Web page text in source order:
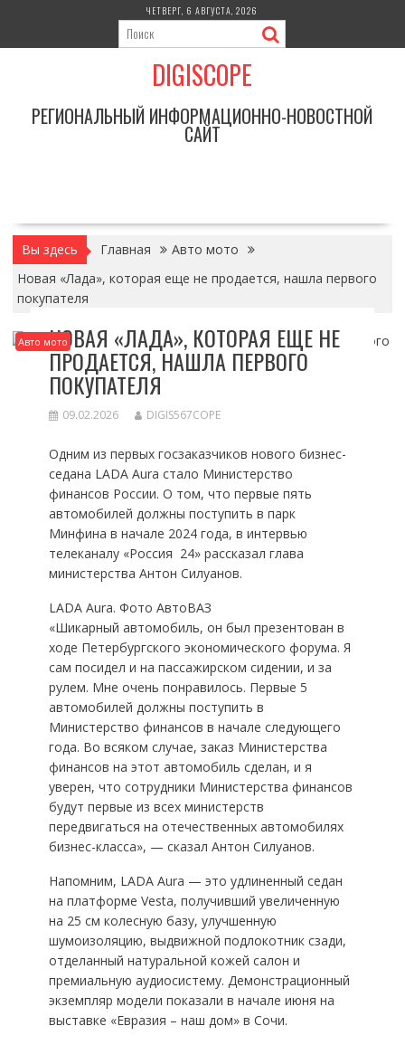
содержимому
ЧЕТВЕРГ, 6 АВГУСТА, 2026
DIGISCOPE
РЕГИОНАЛЬНЫЙ ИНФОРМАЦИОННО-НОВОСТНОЙ
САЙТ
Вы здесь Главная
Авто мото
Новая «Лада», которая еще не продается, нашла первого
покупателя
Авто мотоНОВАЯ «ЛАДА», КОТОРАЯ ЕЩЕ НЕ
ПРОДАЕТСЯ, НАШЛА ПЕРВОГО
ПОКУПАТЕЛЯ
09.02.2026 DIGIS567COPE
Одним из первых госзаказчиков нового бизнес-
седана LADA Aura стало Министерство
финансов России. О том, что первые пять
автомобилей должны поступить в парк
Минфина в начале 2024 года, в интервью
телеканалу «Россия  24» рассказал глава
министерства Антон Силуанов.
LADA Aura. Фото АвтоВАЗ
«Шикарный автомобиль, он был презентован в
ходе Петербургского экономического форума. Я
сам посидел и на пассажирском сидении, и за
рулем. Мне очень понравилось. Первые 5
автомобилей должны поступить в
Министерство финансов в начале следующего
года. Во всяком случае, заказ Министерства
финансов на этот автомобиль сделан, и я
уверен, что сотрудники Министерства финансов
будут первые из всех министерств
передвигаться на отечественных автомобилях
бизнес-класса», — сказал Антон Силуанов.
Напомним, LADA Aura — это удлиненный седан
на платформе Vesta, получивший увеличенную
на 25 см колесную базу, улучшенную
шумоизоляцию, выдвижной подлокотник сзади,
отделанный натуральной кожей салон и
премиальную аудиосистему. Демонстрационный
экземпляр модели показали в начале июня на
выставке «Евразия – наш дом» в Сочи.